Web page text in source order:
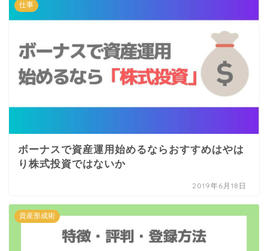
仕事
ボーナスで資産運用始めるならおすすめはやは
り株式投資ではないか
2019年6月18日
資産形成術